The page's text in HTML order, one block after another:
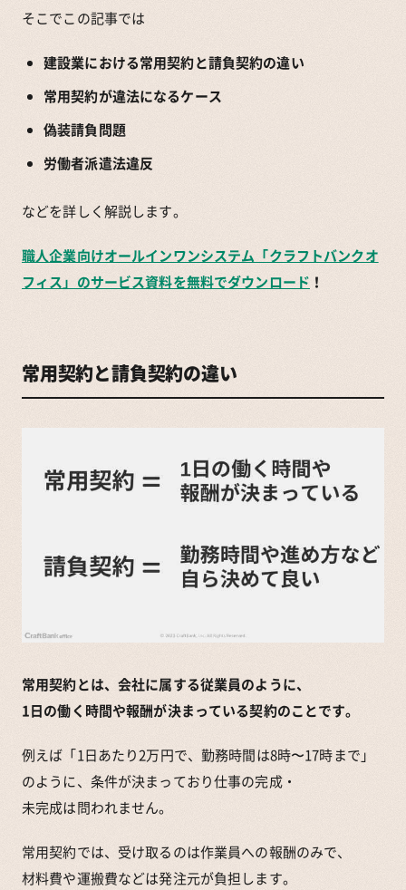
そこでこの記事では
建設業における常用契約と請負契約の違い
常用契約が違法になるケース
偽装請負問題
労働者派遣法違反
などを詳しく解説します。
職人企業向けオールインワンシステム「クラフトバンクオ
フィス」のサービス資料を無料でダウンロード ！
常用契約と請負契約の違い
常用契約とは、会社に属する従業員のように、
1日の働く時間や報酬が決まっている契約のことです。
例えば「1日あたり2万円で、勤務時間は8時〜17時まで」
のように、条件が決まっており仕事の完成・
未完成は問われません。
常用契約では、受け取るのは作業員への報酬のみで、
材料費や運搬費などは発注元が負担します。